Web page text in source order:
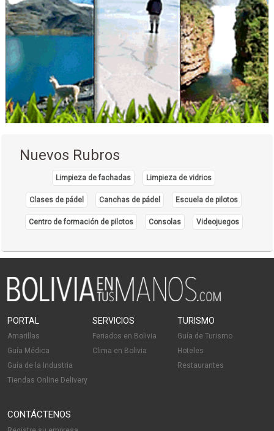
Salud: Clínicas
Nuevos Rubros
Limpieza de fachadas Limpieza de vidrios
Clases de pádel Canchas de pádel Escuela de pilotos
Centro de formación de pilotos Consolas Videojuegos
PORTAL
Amarillas
Guía Médica
Guía de la Industria
Tiendas Online Delivery
SERVICIOS
Feriados en Bolivia
Clima en Bolivia
TURISMO
Guía de Turismo
Hoteles
Restaurantes
CONTÁCTENOS